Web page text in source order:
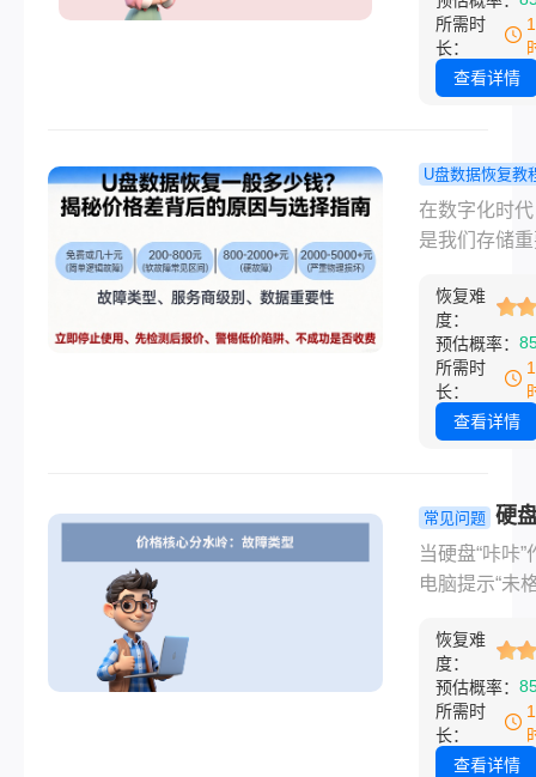
其价值往往
脑本身。一
误删除、硬
便成了最后的
稻草”。然而
寻求这项服
第一个浮现
的问题通常
脑恢复数据
少钱？
所需时
长：
查看详情
U盘数据恢复教
数据恢复一
少钱？揭秘
与选择指南
在数字化时
是我们存储
贵回忆的常
具。然而，
是突如其来
删除、格式
理损坏……当
题就是：u盘
复一般多少钱
恢复难
度：
预估概率：
所需时
长：
查看详情
常见问题 硬
数据恢复一
少钱？从百
码！
当硬盘“咔咔”
电脑提示“未
件时，“数据
花多少钱”往
户最迫切想
问题。2026
数据显示，
恢复难
度：
预估概率：
所需时
长：
查看详情